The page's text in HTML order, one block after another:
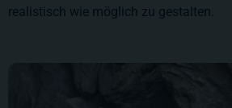
realistisch wie möglich zu gestalten.